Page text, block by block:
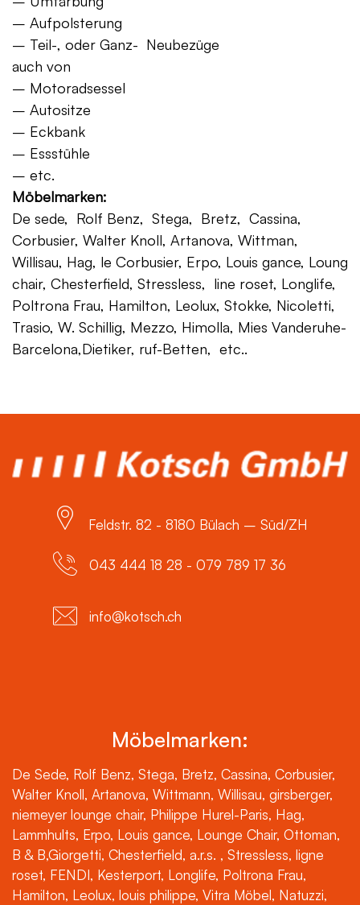
– Aufpolsterung
– Teil-, oder Ganz- Neubezüge
auch von
– Motoradsessel
– Autositze
– Eckbank
– Essstühle
– etc.
Möbelmarken:
De sede, Rolf Benz, Stega, Bretz, Cassina,
Corbusier, Walter Knoll, Artanova, Wittman,
Willisau, Hag, le Corbusier, Erpo, Louis gance, Loung
chair, Chesterfield, Stressless, line roset, Longlife,
Poltrona Frau, Hamilton, Leolux, Stokke, Nicoletti,
Trasio, W. Schillig, Mezzo, Himolla, Mies Vanderuhe-
Barcelona,Dietiker, ruf-Betten, etc..
Feldstr. 82 - 8180 Bülach – Süd/ZH
043 444 18 28 - 079 789 17 36
info@kotsch.ch
Möbelmarken:
De Sede, Rolf Benz, Stega, Bretz, Cassina, Corbusier,
Walter Knoll, Artanova, Wittmann, Willisau, girsberger,
niemeyer lounge chair, Philippe Hurel-Paris, Hag,
Lammhults, Erpo, Louis gance, Lounge Chair, Ottoman,
B & B,Giorgetti, Chesterfield, a.r.s. , Stressless, ligne
roset, FENDI, Kesterport, Longlife, Poltrona Frau,
Hamilton, Leolux, louis philippe, Vitra Möbel, Natuzzi,